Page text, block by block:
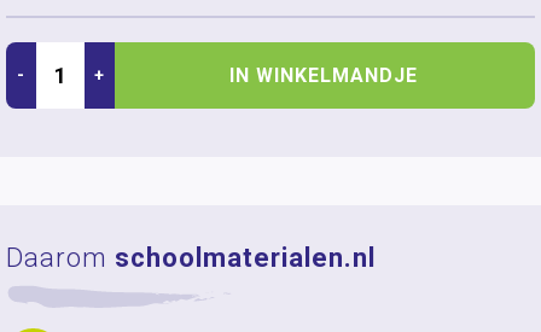
- + IN WINKELMANDJE
Daarom schoolmaterialen.nl